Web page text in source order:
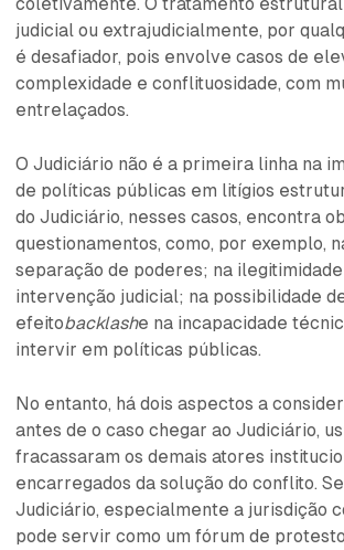
judicial ou extrajudicialmente, por
é desafiador, pois envolve casos de
complexidade e conflituosidade, com
entrelaçados.
O Judiciário não é a primeira linha na
de políticas públicas em litígios
do Judiciário, nesses casos, encontra
questionamentos, como, por exemplo,
separação de poderes; na
intervenção judicial; na possibilidade
efeitobacklashe na incapacidade
intervir em políticas públicas.
No entanto, há dois aspectos a
antes de o caso chegar ao Judiciário,
fracassaram os demais atores
encarregados da solução do conflito.
Judiciário, especialmente a jurisdição
pode servir como um fórum de